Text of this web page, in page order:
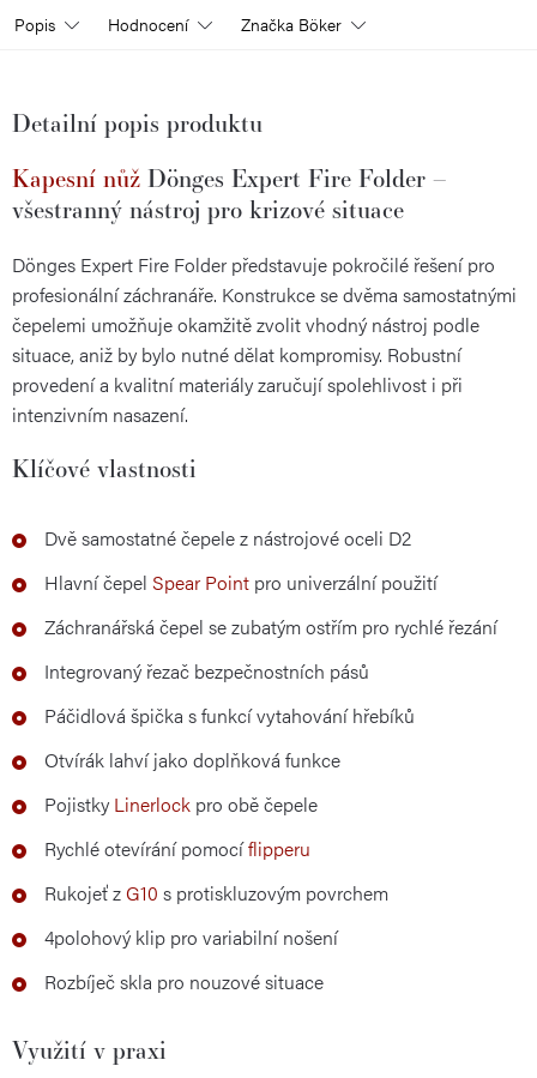
Popis Hodnocení Značka Böker
Detailní popis produktu
Kapesní nůž Dönges Expert Fire Folder –
všestranný nástroj pro krizové situace
Dönges Expert Fire Folder představuje pokročilé řešení pro
profesionální záchranáře. Konstrukce se dvěma samostatnými
čepelemi umožňuje okamžitě zvolit vhodný nástroj podle
situace, aniž by bylo nutné dělat kompromisy. Robustní
provedení a kvalitní materiály zaručují spolehlivost i při
intenzivním nasazení.
Klíčové vlastnosti
Dvě samostatné čepele z nástrojové oceli D2
Hlavní čepel Spear Point pro univerzální použití
Záchranářská čepel se zubatým ostřím pro rychlé řezání
Integrovaný řezač bezpečnostních pásů
Páčidlová špička s funkcí vytahování hřebíků
Otvírák lahví jako doplňková funkce
Pojistky Linerlock pro obě čepele
Rychlé otevírání pomocíflipperu
Rukojeť zG10 s protiskluzovým povrchem
4polohový klip pro variabilní nošení
Rozbíječ skla pro nouzové situace
Využití v praxi